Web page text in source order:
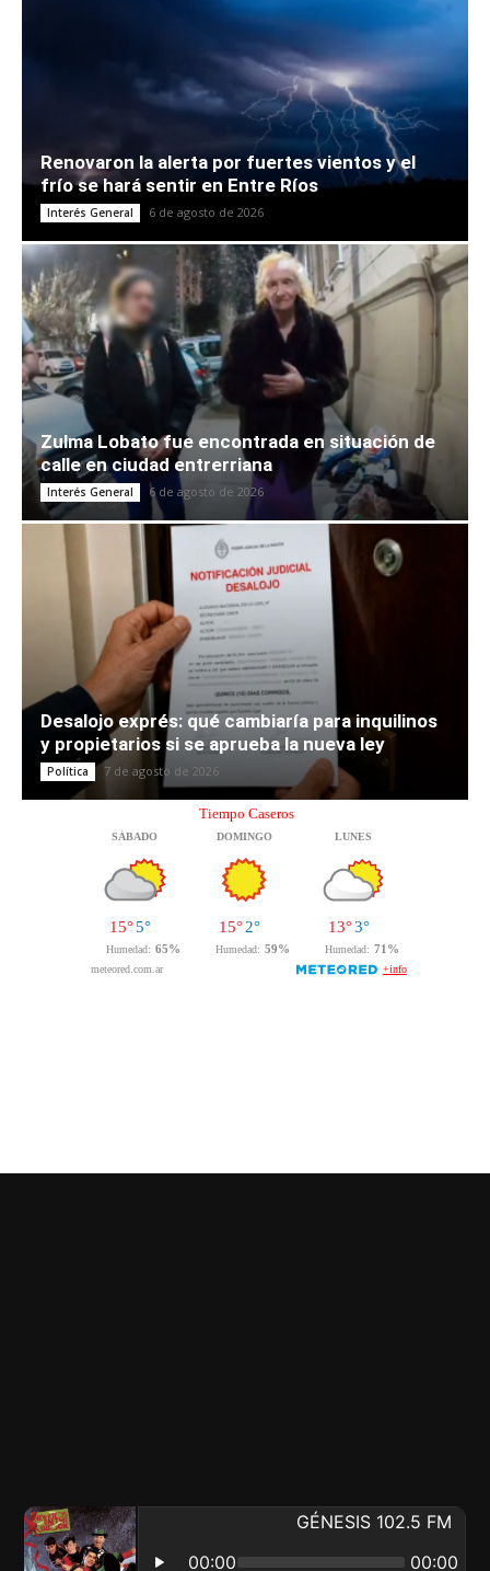
Renovaron la alerta por fuertes vientos y el
frío se hará sentir en Entre Ríos
Interés General 6 de agosto de 2026
Zulma Lobato fue encontrada en situación de
calle en ciudad entrerriana
Interés General 6 de agosto de 2026
Desalojo exprés: qué cambiaría para inquilinos
y propietarios si se aprueba la nueva ley
Política 7 de agosto de 2026